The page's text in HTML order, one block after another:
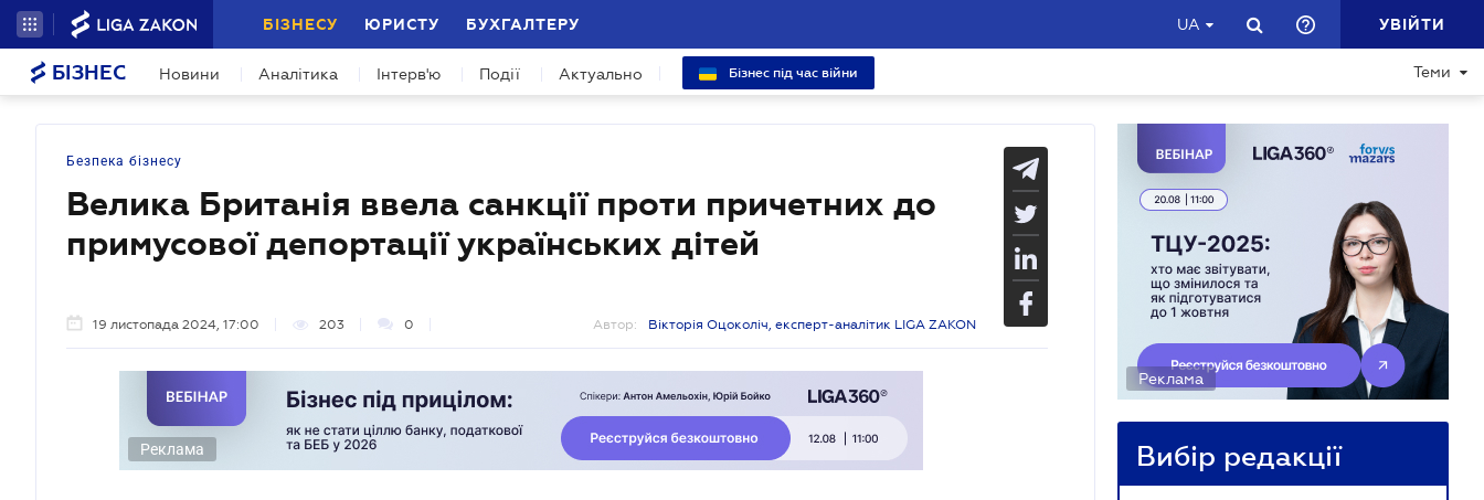
БІЗНЕСУ ЮРИСТУ БУХГАЛТЕРУ UA УВІЙТИ
БІЗНЕС Новини Аналітика Інтерв'ю Події Актуально Бізнес під час війни Теми
Безпека бізнесу
Велика Британія ввела санкції проти причетних до
примусової депортації українських дітей
19 листопада 2024, 17:00 203 0 Автор: Вікторія Оцоколіч, експерт-аналітик LIGA ZAKON
Реклама
Реклама
Вибір редакції